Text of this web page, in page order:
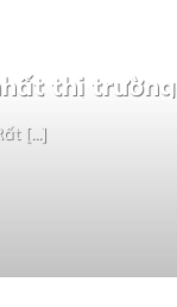
thị trường
[...]